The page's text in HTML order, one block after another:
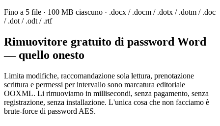
Fino a 5 file · 100 MB ciascuno · .docx / .docm / .dotx / .dotm / .doc
/ .dot / .odt / .rtf
Rimuovitore gratuito di password Word
— quello onesto
Limita modifiche, raccomandazione sola lettura, prenotazione
scrittura e permessi per intervallo sono marcatura editoriale
OOXML. Li rimuoviamo in millisecondi, senza pagamento, senza
registrazione, senza installazione. L'unica cosa che non facciamo è
brute-force di password AES.